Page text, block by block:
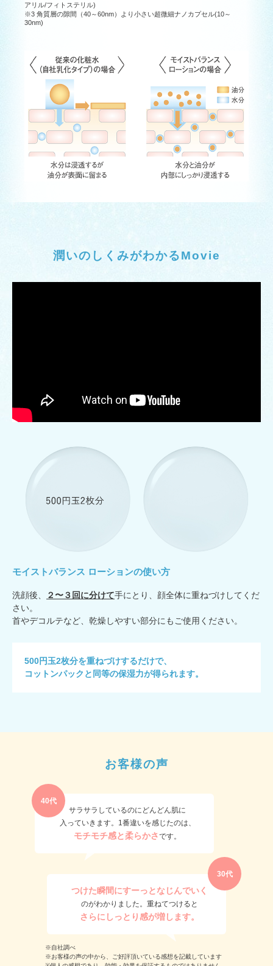
アリル/フィトステリル)
※3 角質層の隙間（40～60nm）より小さい超微細ナノカプセル(10～
30nm)
潤いのしくみがわかるMovie
モイストバランス ローションの使い方
洗顔後、 ２〜３回に分けて手にとり、顔全体に重ねづけしてくだ
さい。
首やデコルテなど、乾燥しやすい部分にもご使用ください。
500円玉2枚分を重ねづけするだけで、
コットンパックと同等の保湿力が得られます。
お客様の声
40代
サラサラしているのにどんどん肌に
入っていきます。
1番違いを感じたのは、
モチモチ感と柔らかさです。
30代
つけた瞬間にすーっとなじんでいく
のがわかりました。 重ねてつけると
さらにしっとり感が増します。
※自社調べ
※お客様の声の中から、ご好評頂いている感想を記載しています